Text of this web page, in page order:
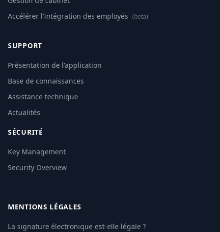
Accélérer l'intégration des employés (beta)
SUPPORT
Présentation de l'application
Base de connaissances
Assistance technique
Actualités
SÉCURITÉ
Key Management
Security Overview
MENTIONS LÉGALES
La signature électronique est-elle légale ?